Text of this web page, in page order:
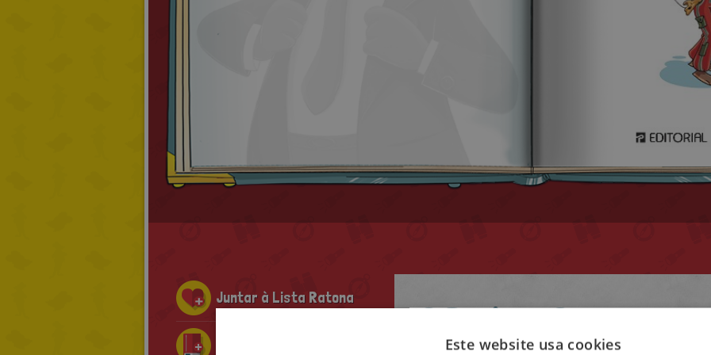
O Projeto
Juntar à Lista Ratona
Este website usa cookies